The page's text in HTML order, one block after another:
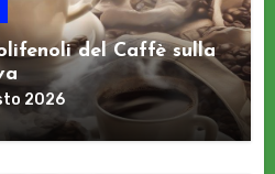
del Caffè sulla
2026